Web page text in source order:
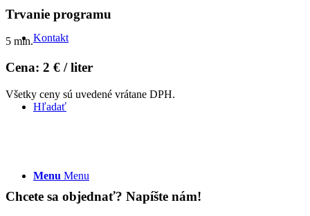
Kontakt
Hľadať
Menu Menu
Trvanie programu
5 min.
Cena: 2 € / liter
Všetky ceny sú uvedené vrátane DPH.
Chcete sa objednať? Napíšte nám!